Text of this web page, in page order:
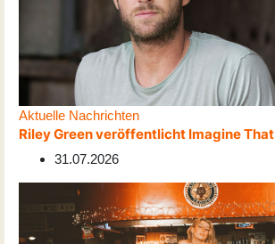
Aktuelle Nachrichten
Riley Green veröffentlicht Imagine That
31.07.2026